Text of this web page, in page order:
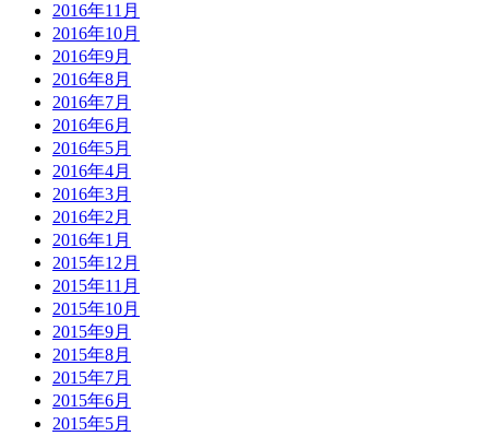
2016年11月
2016年10月
2016年9月
2016年8月
2016年7月
2016年6月
2016年5月
2016年4月
2016年3月
2016年2月
2016年1月
2015年12月
2015年11月
2015年10月
2015年9月
2015年8月
2015年7月
2015年6月
2015年5月